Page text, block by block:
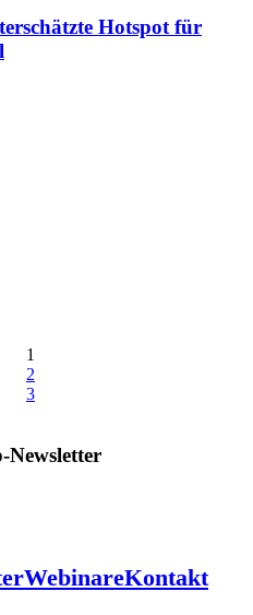
Hotspot für
1
2
3
Newsletter
WebinareKontakt